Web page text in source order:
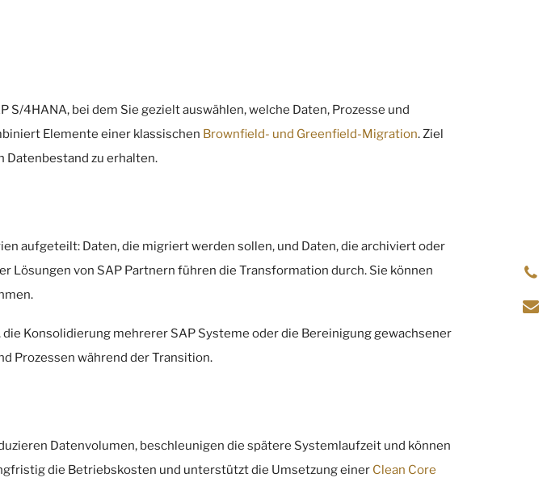
4HANA, bei dem Sie gezielt auswählen, welche Daten, Prozesse und
Elemente einer klassischen Brownfield- und Greenfield-Migration. Ziel
Datenbestand zu erhalten.
aufgeteilt: Daten, die migriert werden sollen, und Daten, die archiviert oder
von SAP Partnern führen die Transformation durch. Sie können
Konsolidierung mehrerer SAP Systeme oder die Bereinigung gewachsener
Prozessen während der Transition.
Datenvolumen, beschleunigen die spätere Systemlaufzeit und können
die Betriebskosten und unterstützt die Umsetzung einer Clean Core